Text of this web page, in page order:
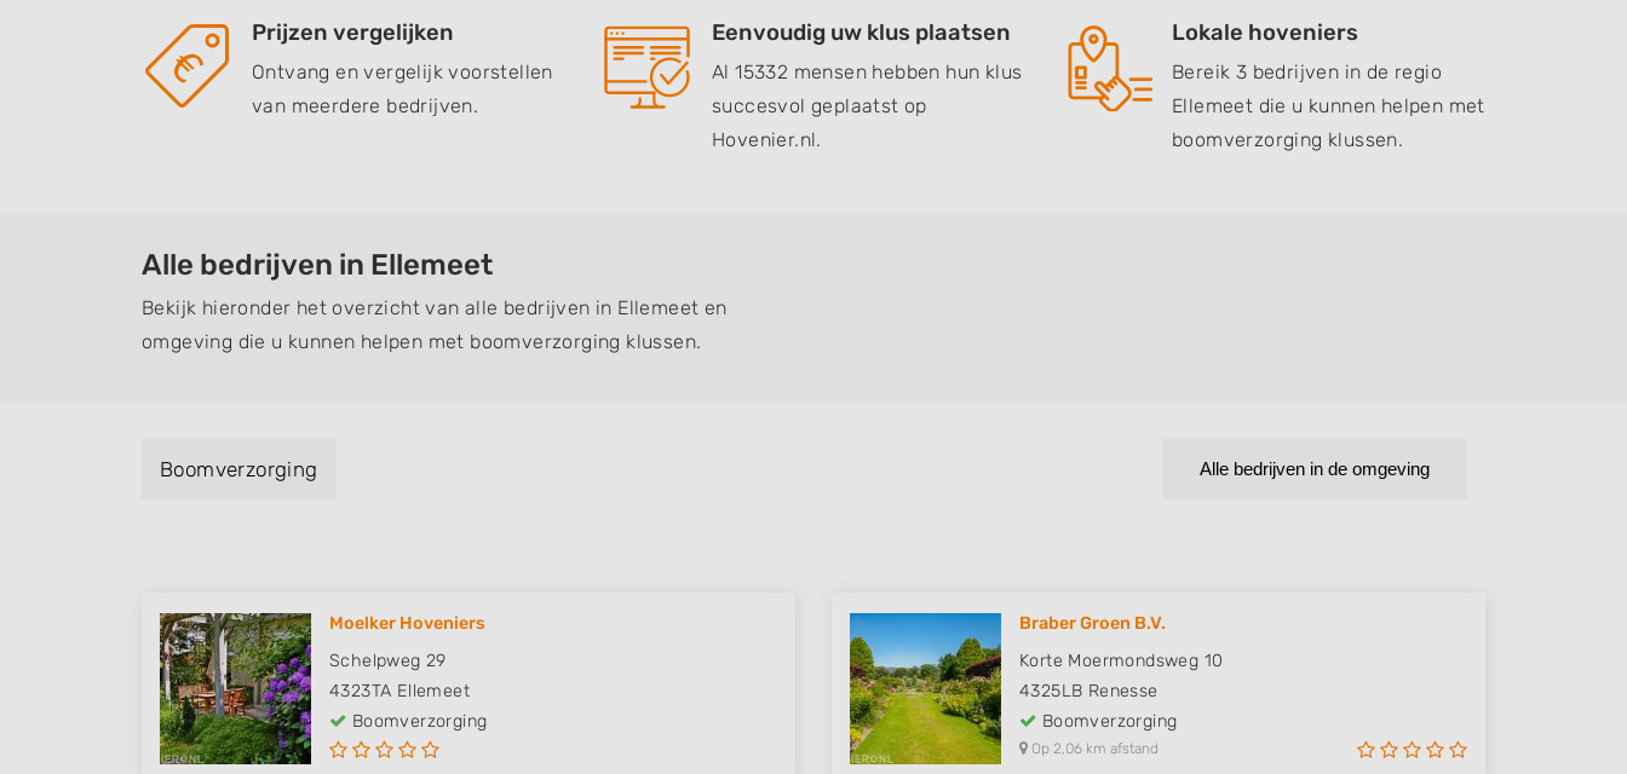
Prijzen vergelijken
Ontvang en vergelijk voorstellen
van meerdere bedrijven.
Eenvoudig uw klus plaatsen
Al 15332 mensen hebben hun klus
succesvol geplaatst op
Hovenier.nl.
Lokale hoveniers
Bereik 3 bedrijven in de regio
Ellemeet die u kunnen helpen met
boomverzorging klussen.
Alle bedrijven in Ellemeet
Bekijk hieronder het overzicht van alle bedrijven in Ellemeet en
omgeving die u kunnen helpen met boomverzorging klussen.
Boomverzorging Alle bedrijven in de omgeving
Moelker Hoveniers
Schelpweg 29
4323TA Ellemeet
Boomverzorging
Braber Groen B.V.
Korte Moermondsweg 10
4325LB Renesse
Boomverzorging
Op 2,06 km afstand